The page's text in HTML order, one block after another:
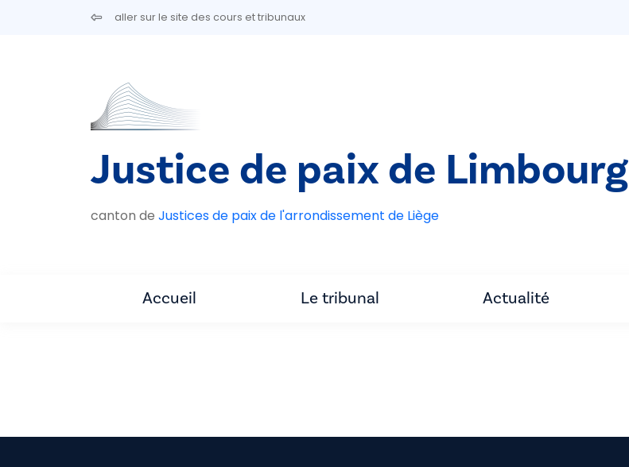
Aller au contenu principalaller sur le site des cours et tribunaux
Justice de paix de Limbourg
canton de Justices de paix de l'arrondissement de Liège
Accueil Le tribunal Actualité